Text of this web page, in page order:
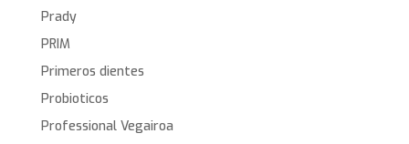
Prady
PRIM
Primeros dientes
Probioticos
Professional Vegairoa